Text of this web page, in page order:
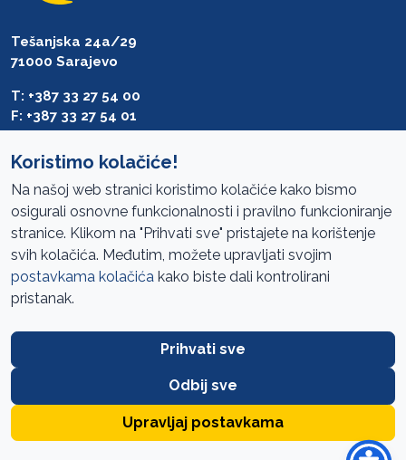
Tešanjska 24a/29
71000 Sarajevo
T: +387 33 27 54 00
F: +387 33 27 54 01
Pristup informacijama
Mapa sajta
Oglasi
FAQ
Koristimo kolačiće!
Na našoj web stranici koristimo kolačiće kako bismo
osigurali osnovne funkcionalnosti i pravilno funkcioniranje
stranice. Klikom na "Prihvati sve" pristajete na korištenje
svih kolačića. Međutim, možete upravljati svojim
postavkama kolačića kako biste dali kontrolirani
pristanak.
Prihvati sve
Odbij sve
Upravljaj postavkama